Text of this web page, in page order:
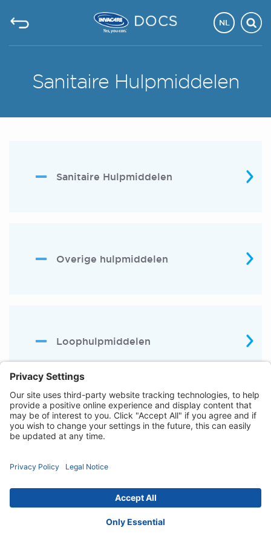
NL
Sanitaire Hulpmiddelen
Sanitaire Hulpmiddelen
Overige hulpmiddelen
Loophulpmiddelen
Privacy Notice
Cookie Policy
Contact :nederland@invacare.com
© 2026 Invacare International GmbH. Alle